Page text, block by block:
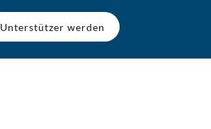
Unterstützer werden